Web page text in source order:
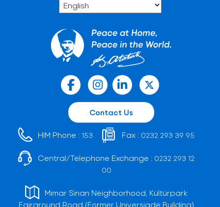
Contact Us
HIM Phone : 153 Fax : 0232 293 39 95
Central/Telephone Exchange : 0232 293 12
00
Mimar Sinan Neighborhood, Kültürpark
Fairground Road (Former Universiade Building)